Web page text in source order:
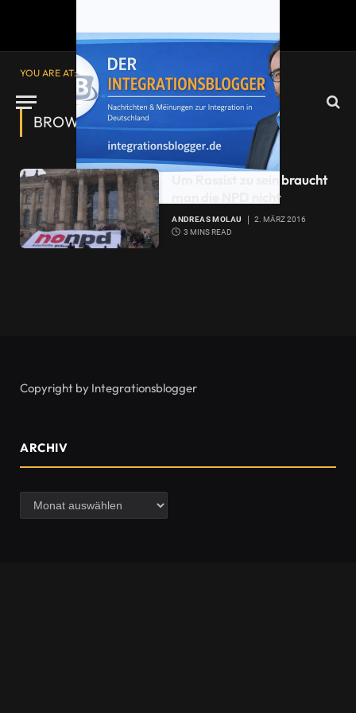
YOU ARE AT: Startseite»
BROWSING:RASSIST
Um Rassist zu sein braucht
man die NPD nicht
ANDREAS MOLAU
2. MÄRZ 2016
3 MINS READ
Copyright by Integrationsblogger
ARCHIV
Archiv